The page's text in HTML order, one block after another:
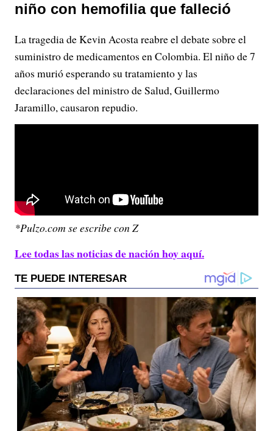
niño con hemofilia que falleció
La tragedia de Kevin Acosta reabre el debate sobre el
suministro de medicamentos en Colombia. El niño de 7
años murió esperando su tratamiento y las
declaraciones del ministro de Salud, Guillermo
Jaramillo, causaron repudio.
*Pulzo.com se escribe con Z
Lee todas las noticias de nación hoy aquí.